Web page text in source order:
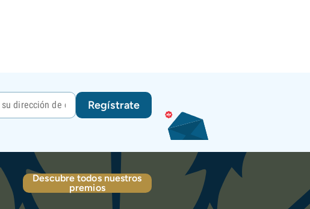
Regístrate
Descubre todos nuestros
premios